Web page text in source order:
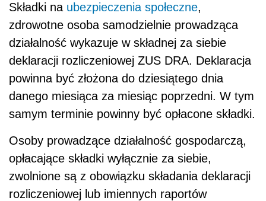
Składki na ubezpieczenia społeczne,
zdrowotne osoba samodzielnie prowadząca
działalność wykazuje w składnej za siebie
deklaracji rozliczeniowej ZUS DRA. Deklaracja
powinna być złożona do dziesiątego dnia
danego miesiąca za miesiąc poprzedni. W tym
samym terminie powinny być opłacone składki.
Osoby prowadzące działalność gospodarczą,
opłacające składki wyłącznie za siebie,
zwolnione są z obowiązku składania deklaracji
rozliczeniowej lub imiennych raportów